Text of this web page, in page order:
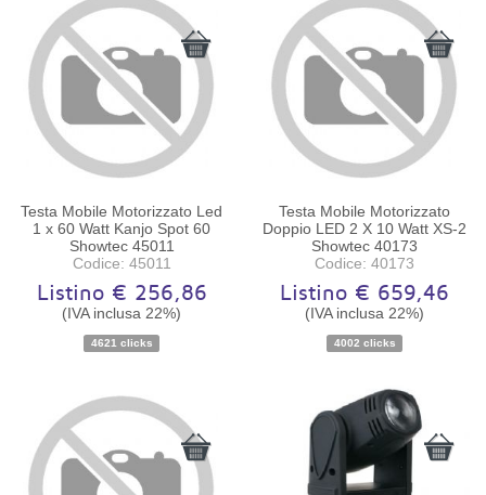
Disponibilità:Ordinabile
Testa Mobile Motorizzato Led
1 x 60 Watt Kanjo Spot 60
Showtec 45011
Codice: 45011
Listino € 256,86
(IVA inclusa 22%)
4621 clicks
Disponibilità:Ordinabile
Testa Mobile Motorizzato
Doppio LED 2 X 10 Watt XS-2
Showtec 40173
Codice: 40173
Listino € 659,46
(IVA inclusa 22%)
4002 clicks